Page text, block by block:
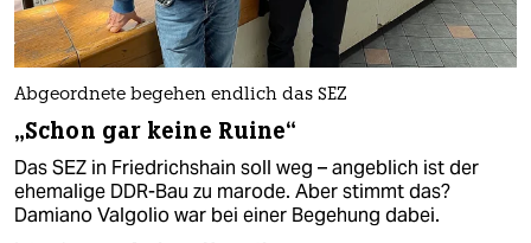
Abgeordnete begehen endlich das SEZ
„Schon gar keine Ruine“
Das SEZ in Friedrichshain soll weg – angeblich ist der
ehemalige DDR-Bau zu marode. Aber stimmt das?
Damiano Valgolio war bei einer Begehung dabei.